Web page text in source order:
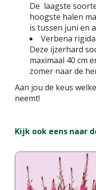
De laagste
hoogste halen
is tussen juni en
Verbena
Deze ijzerhard
maximaal 40 cm
zomer naar de
Aan jou de keus
neemt!
Kijk ook eens naar